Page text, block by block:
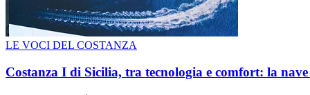
LE VOCI DEL COSTANZA
Costanza I di Sicilia, tra tecnologia e comfort: la